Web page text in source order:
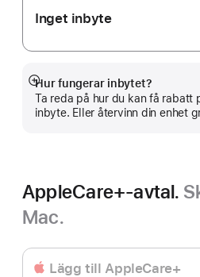
Inget inbyte
Hur fungerar inbytet?
Ta reda på hur du kan få rabatt
inbyte. Eller återvinn din enhet
Visa
mer
AppleCare+-avtal.
Mac.
Lägg till AppleCare+